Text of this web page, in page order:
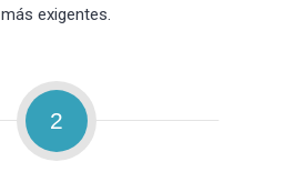
más exigentes.
2